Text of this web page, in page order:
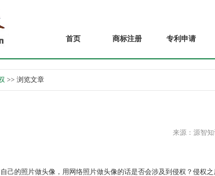
首页 商标注册 专利申请
>> 浏览文章
来源：源智
的照片做头像，用网络照片做头像的话是否会涉及到侵权？侵权之